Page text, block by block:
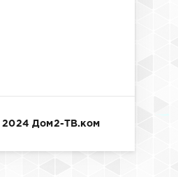
Дом2-ТВ.ком